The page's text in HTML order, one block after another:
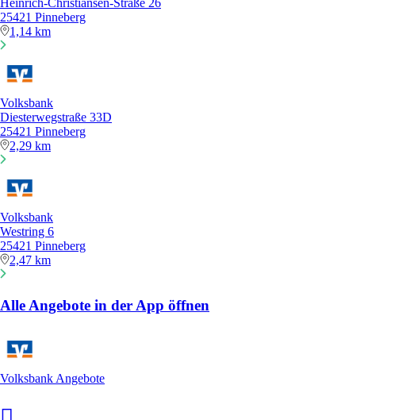
Heinrich-Christiansen-Straße 26
25421 Pinneberg
1,14 km
Volksbank
Diesterwegstraße 33D
25421 Pinneberg
2,29 km
Volksbank
Westring 6
25421 Pinneberg
2,47 km
Alle Angebote in der App öffnen
Volksbank Angebote